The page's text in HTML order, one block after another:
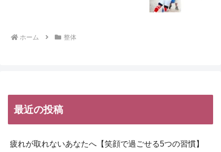
ホーム 整体
最近の投稿
疲れが取れないあなたへ【笑顔で過ごせる5つの習慣】